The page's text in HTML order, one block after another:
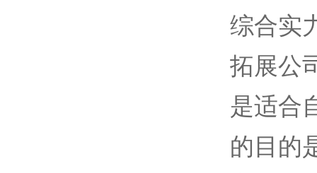
综合实
拓展公
是适合
的目的